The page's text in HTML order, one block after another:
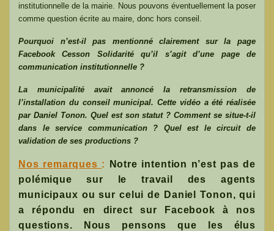
institutionnelle de la mairie. Nous pouvons éventuellement la poser
comme question écrite au maire, donc hors conseil.
Pourquoi n’est-il pas mentionné clairement sur la page
Facebook Cesson Solidarité qu’il s’agit d’une page de
communication institutionnelle ?
La municipalité avait annoncé la retransmission de
l’installation du conseil municipal. Cette vidéo a été réalisée
par Daniel Tonon. Quel est son statut ? Comment se situe-t-il
dans le service communication ? Quel est le circuit de
validation de ses productions ?
Nos remarques :
Notre intention n’est pas de
polémique sur le travail des agents
municipaux ou sur celui de Daniel Tonon, qui
a répondu en direct sur Facebook à nos
questions. Nous pensons que les élus